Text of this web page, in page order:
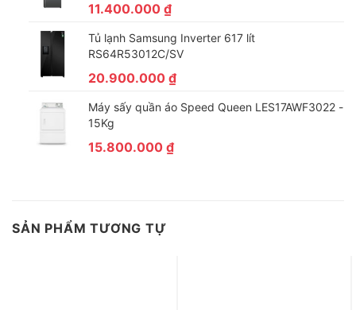
11.400.000 ₫
Tủ lạnh Samsung Inverter 617 lít
RS64R53012C/SV
20.900.000 ₫
Máy sấy quần áo Speed Queen LES17AWF3022 -
15Kg
15.800.000 ₫
SẢN PHẨM TƯƠNG TỰ